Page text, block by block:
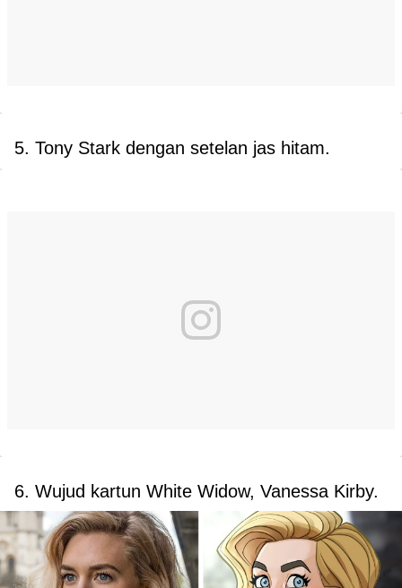
5. Tony Stark dengan setelan jas hitam.
6. Wujud kartun White Widow, Vanessa Kirby.